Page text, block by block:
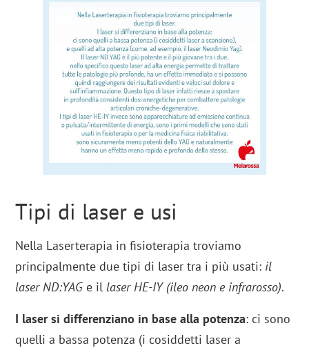
Tipi di laser e usi
Nella Laserterapia in fisioterapia troviamo
principalmente due tipi di laser tra i più usati: il
laser ND:YAG e il laser HE-IY (ileo neon e infrarosso).
I laser si differenziano in base alla potenza: ci sono
quelli a bassa potenza (i cosiddetti laser a